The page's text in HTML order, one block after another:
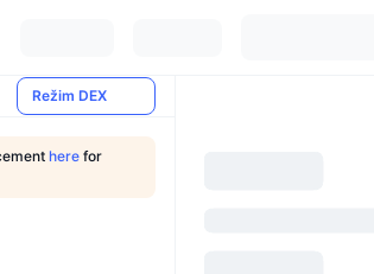
Režim DEX
here for